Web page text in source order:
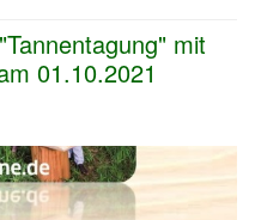
mit
01.10.2021